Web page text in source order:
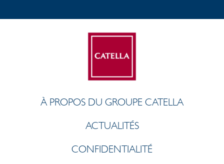
À PROPOS DU GROUPE CATELLA
ACTUALITÉS
CONFIDENTIALITÉ